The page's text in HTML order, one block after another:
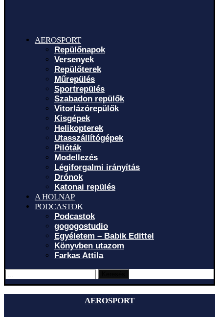
AEROSPORT
Repülőnapok
Versenyek
Repülőterek
Műrepülés
Sportrepülés
Szabadon repülők
Vitorlázórepülők
Kisgépek
Helikopterek
Utasszállítógépek
Pilóták
Modellezés
Légiforgalmi irányítás
Drónok
Katonai repülés
A HOLNAP
PODCASTOK
Podcastok
gogogostudio
Egyéletem – Babik Edittel
Könyvben utazom
Farkas Attila
AEROSPORT